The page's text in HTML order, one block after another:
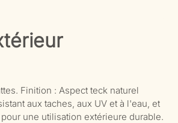
Finition : Aspect teck naturel
aux taches, aux UV et à l'eau, et
une utilisation extérieure durable.